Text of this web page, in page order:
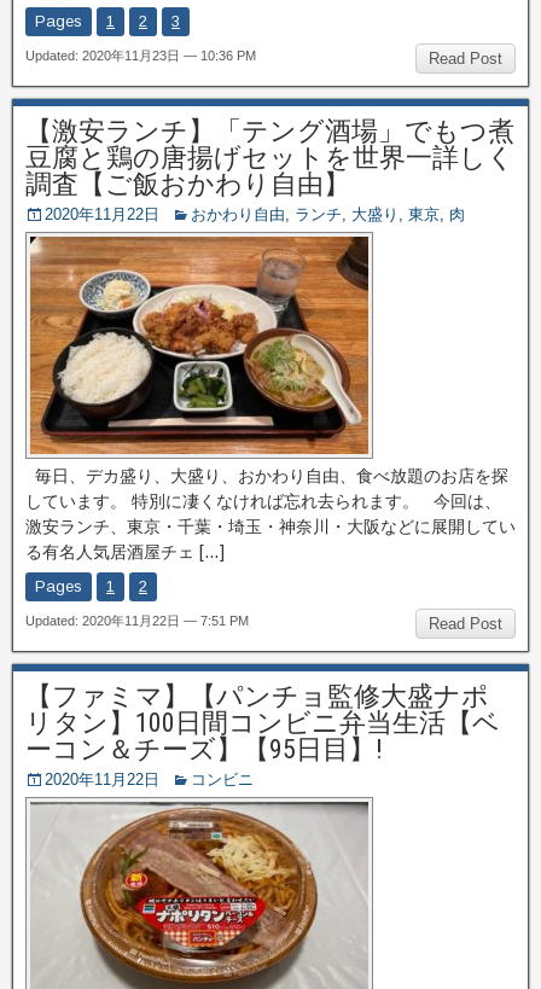
Pages 1 2 3
Read Post
Updated: 2020年11月23日 — 10:36 PM
【激安ランチ】「テング酒場」でもつ煮
豆腐と鶏の唐揚げセットを世界一詳しく
調査【ご飯おかわり自由】
2020年11月22日 おかわり自由, ランチ, 大盛り , 東京, 肉
毎日、デカ盛り、大盛り、おかわり自由、食べ放題のお店を探
しています。 特別に凄くなければ忘れ去られます。 今回は、
激安ランチ、東京・千葉・埼玉・神奈川・大阪などに展開してい
る有名人気居酒屋チェ […]
Pages 1 2
Read Post
Updated: 2020年11月22日 — 7:51 PM
【ファミマ】【パンチョ監修大盛ナポ
リタン】100日間コンビニ弁当生活【ベ
ーコン＆チーズ】【95日目】!
2020年11月22日 コンビニ